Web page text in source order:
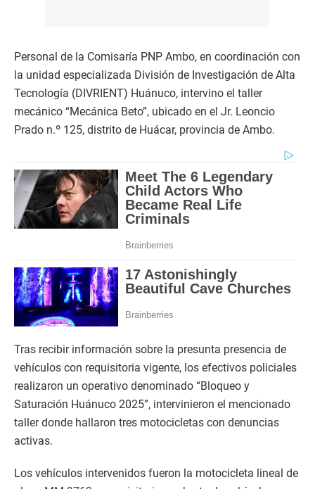
Personal de la Comisaría PNP Ambo, en coordinación con
la unidad especializada División de Investigación de Alta
Tecnología (DIVRIENT) Huánuco, intervino el taller
mecánico “Mecánica Beto”, ubicado en el Jr. Leoncio
Prado n.º 125, distrito de Huácar, provincia de Ambo.
Tras recibir información sobre la presunta presencia de
vehículos con requisitoria vigente, los efectivos policiales
realizaron un operativo denominado “Bloqueo y
Saturación Huánuco 2025”, intervinieron el mencionado
taller donde hallaron tres motocicletas con denuncias
activas.
Los vehículos intervenidos fueron la motocicleta lineal de